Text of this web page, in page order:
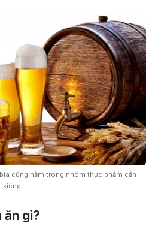
cũng nằm trong nhóm thực phẩm cần
kiêng
ăn gì?